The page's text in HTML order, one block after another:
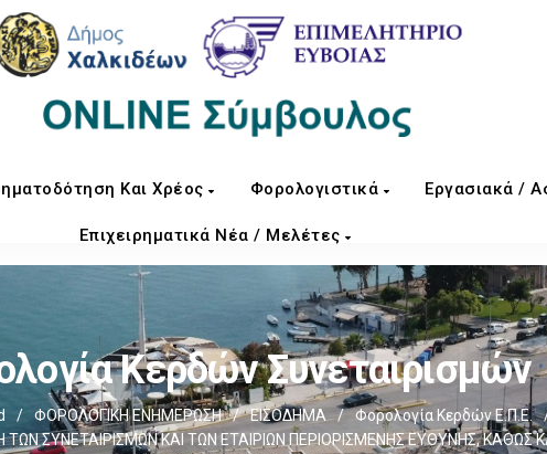
Και Χρέος Φορολογιστικά Εργασιακά /
Επιχειρηματικά Νέα / Μελέτες
Κερδών Συνεταιρισμών
/ ΦΟΡΟΛΟΓΙΚΗ ΕΝΗΜΕΡΩΣΗ / ΕΙΣΟΔΗΜΑ / Φορολογία Κερδών Ε.Π.Ε.
ΚΑΙ ΤΩΝ ΕΤΑΙΡΙΩΝ ΠΕΡΙΟΡΙΣΜΕΝΗΣ ΕΥΘΥΝΗΣ, ΚΑΘΩΣ